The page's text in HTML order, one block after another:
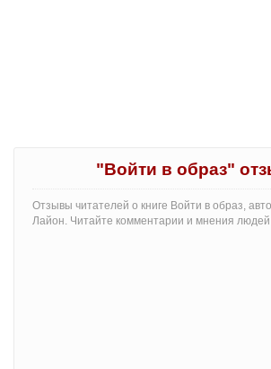
"Войти в образ"
Отзывы читателей о книге Войти в образ,
Лайон. Читайте комментарии и мнения